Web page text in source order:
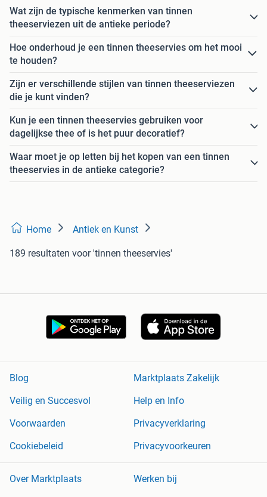
Wat zijn de typische kenmerken van tinnen
theeserviezen uit de antieke periode?
Hoe onderhoud je een tinnen theeservies om het mooi
te houden?
Zijn er verschillende stijlen van tinnen theeserviezen
die je kunt vinden?
Kun je een tinnen theeservies gebruiken voor
dagelijkse thee of is het puur decoratief?
Waar moet je op letten bij het kopen van een tinnen
theeservies in de antieke categorie?
Home Antiek en Kunst
189 resultaten voor 'tinnen theeservies'
Blog
Marktplaats Zakelijk
Veilig en Succesvol
Help en Info
Voorwaarden
Privacyverklaring
Cookiebeleid
Privacyvoorkeuren
Over Marktplaats
Werken bij